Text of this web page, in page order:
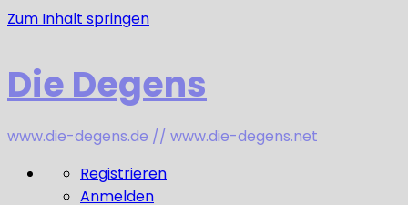
Zum Inhalt springen
Die Degens
www.die-degens.de // www.die-degens.net
Registrieren
Anmelden